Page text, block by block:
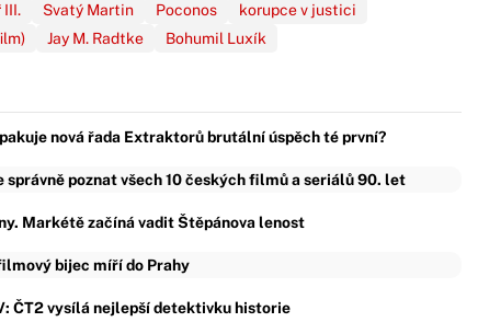
III. Svatý Martin Poconos
korupce v justici
Jay M. Radtke Bohumil Luxík
nová řada Extraktorů brutální úspěch té první?
správně poznat všech 10 českých filmů a seriálů 90. let
Markétě začíná vadit Štěpánova lenost
bijec míří do Prahy
ČT2 vysílá nejlepší detektivku historie